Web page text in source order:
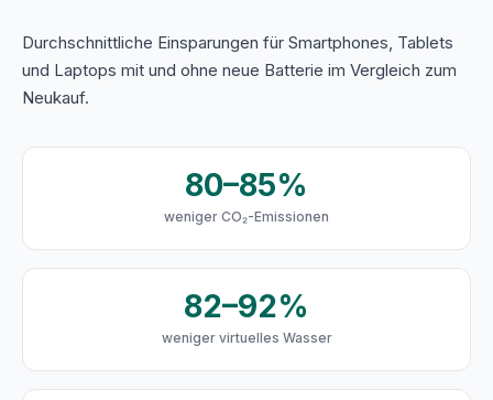
Durchschnittliche Einsparungen für Smartphones, Tablets
und Laptops mit und ohne neue Batterie im Vergleich zum
Neukauf.
80–85%
weniger CO₂-Emissionen
82–92%
weniger virtuelles Wasser